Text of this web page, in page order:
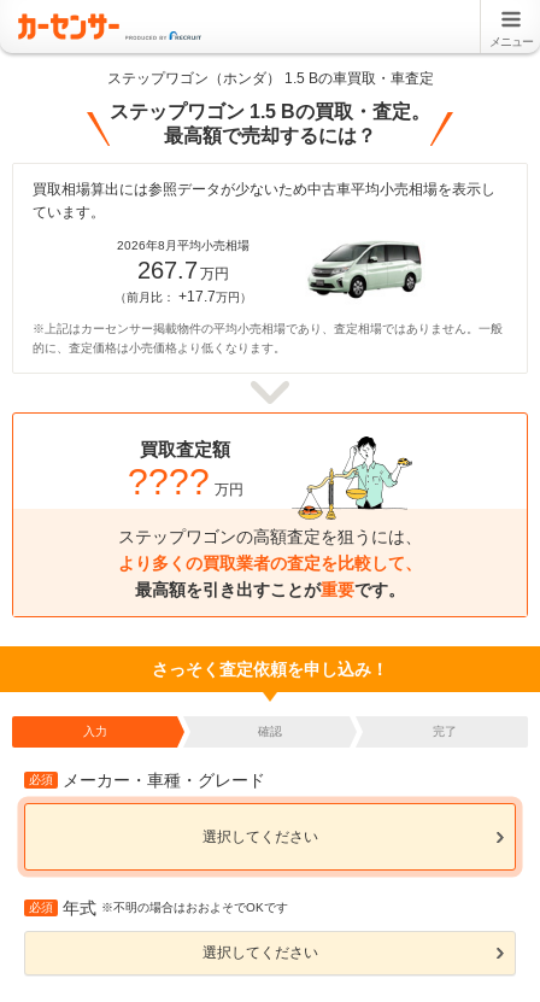
メニュー
ステップワゴン（ホンダ） 1.5 Bの車買取・車査定
ステップワゴン 1.5 Bの買取・査定。
最高額で売却するには？
買取相場算出には参照データが少ないため中古車平均小売相場を表示し
ています。
2026年8月平均小売相場
267.7万円
（前月比： +17.7万円）
※上記はカーセンサー掲載物件の平均小売相場であり、査定相場ではありません。一般
的に、査定価格は小売価格より低くなります。
買取査定額
???? 万円
ステップワゴンの高額査定を狙うには、
より多くの買取業者の査定を比較して、
最高額を引き出すことが重要です。
さっそく査定依頼を申し込み！
入力 確認 完了
必須 メーカー・車種・グレード
選択してください
必須 年式 ※不明の場合はおおよそでOKです
選択してください